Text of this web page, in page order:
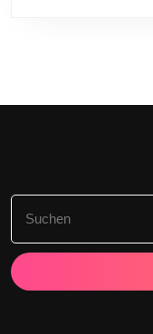
for: